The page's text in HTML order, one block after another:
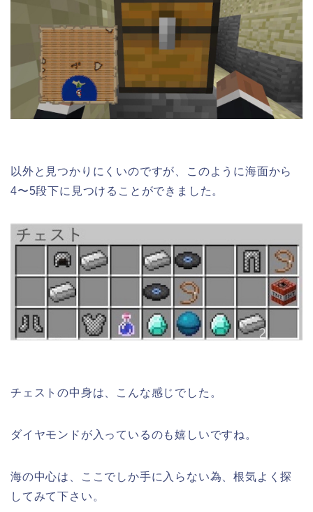
以外と見つかりにくいのですが、このように海面から
4〜5段下に見つけることができました。
チェストの中身は、こんな感じでした。
ダイヤモンドが入っているのも嬉しいですね。
海の中心は、ここでしか手に入らない為、根気よく探
してみて下さい。